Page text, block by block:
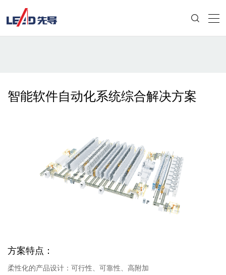
智能软件自动化系统综合解决方案
方案特点：
柔性化的产品设计：可行性、可靠性、高附加